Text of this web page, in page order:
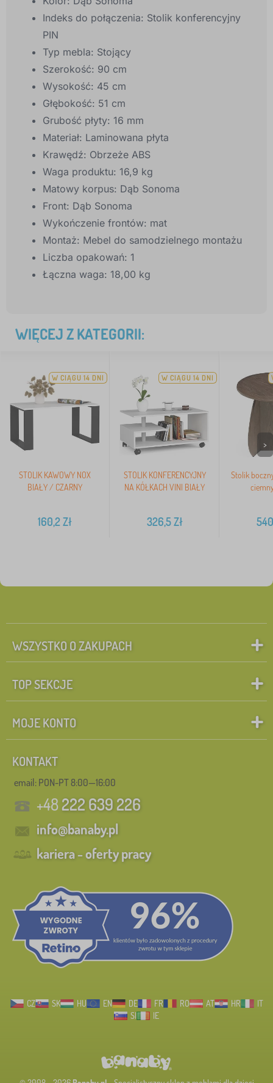
Indeks do połączenia: Stolik konferencyjny
PIN
Typ mebla: Stojący
Szerokość: 90 cm
Wysokość: 45 cm
Głębokość: 51 cm
Grubość płyty: 16 mm
Materiał: Laminowana płyta
Krawędź: Obrzeże ABS
Waga produktu: 16,9 kg
Matowy korpus: Dąb Sonoma
Front: Dąb Sonoma
Wykończenie frontów: mat
Montaż: Mebel do samodzielnego montażu
Liczba opakowań: 1
Łączna waga: 18,00 kg
WIĘCEJ Z KATEGORII:
W CIĄGU 14 DNI
STOLIK KAWOWY NOX
BIAŁY / CZARNY
160,2Zł
W CIĄGU 14 DNI
STOLIK KONFERENCYJNY
NA KÓŁKACH VINI BIAŁY
326,5Zł
Stolik
>
WSZYSTKO O ZAKUPACH
TOP SEKCJE
MOJE KONTO
KONTAKT
email: PON-PT 8:00—16:00
+48222 639 226
info@banaby.pl
kariera - oferty pracy
CZ SK HU EN DE FR RO AT HR
IT
SI
IE